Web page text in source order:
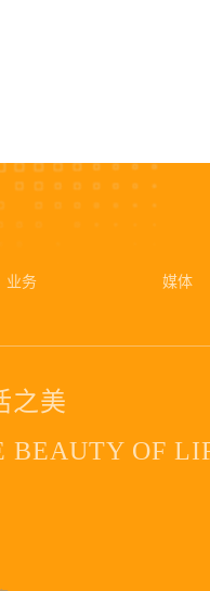
业务 媒体
之美
BEAUTY OF